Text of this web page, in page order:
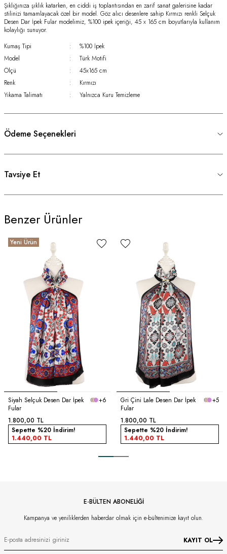
Şıklığınıza şıklık katarken, en ciddi iş toplantısından en zarif sanat galerisine kadar
stilinizi tamamlayacak özel bir model. Göz alıcı desenlere sahip Kırmızı renkli Selçuk
Desen Dar İpek Fular modelimiz, %100 ipek içeriği, 45 x 165 cm boyutlarıyla kullanım
kolaylığı sunuyor.
Kumaş Tipi
:
%100 İpek
Model
:
Türk Motifi
Ölçü
:
45x165 cm
Renk
:
Kırmızı
Yıkama Talimatı
: Yalnızca Kuru Temizleme
Ödeme Seçenekleri
Tavsiye Et
Benzer Ürünler
Yeni Ürün
Siyah Selçuk Desen Dar İpek
Fular
+6
1.800,00 TL
Sepette %20 İndirim!
1.440,00 TL
Gri Çini Lale Desen Dar İpek
Fular
+5
1.800,00 TL
Sepette %20 İndirim!
1.440,00 TL
E-BÜLTEN ABONELİĞİ
Kampanya ve yeniliklerden haberdar olmak için e-bültenimize kayıt olun.
KAYIT OL